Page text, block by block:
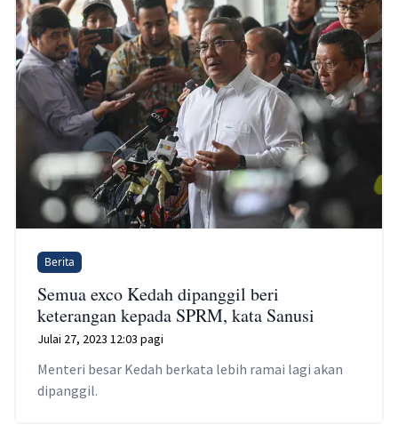
Berita
Semua exco Kedah dipanggil beri
keterangan kepada SPRM, kata Sanusi
Julai 27, 2023 12:03 pagi
Menteri besar Kedah berkata lebih ramai lagi akan
dipanggil.